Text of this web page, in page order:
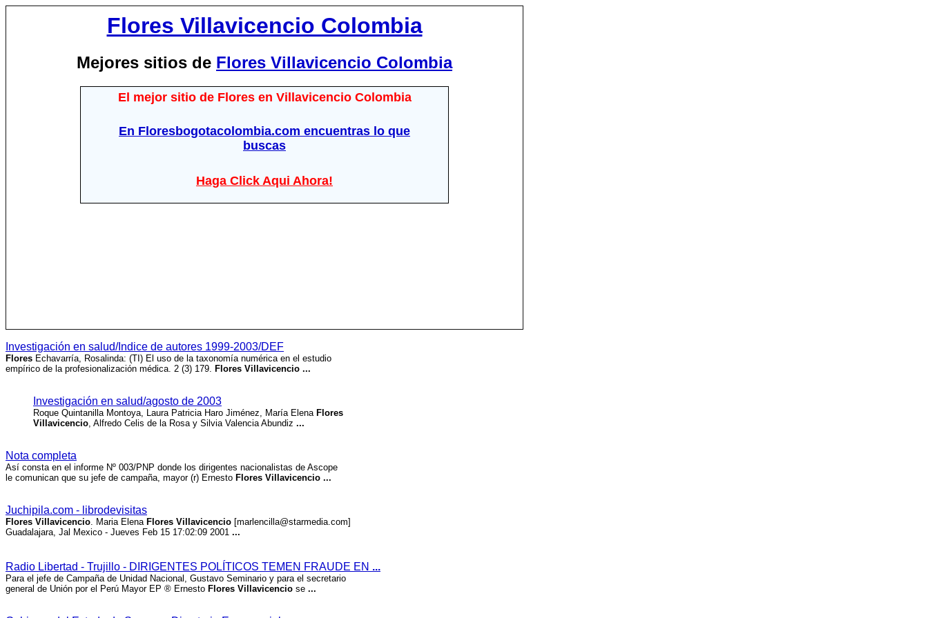
Flores Villavicencio Colombia
Mejores sitios de Flores Villavicencio Colombia
El mejor sitio de Flores en Villavicencio Colombia
En Floresbogotacolombia.com encuentras lo que
buscas
Haga Click Aqui Ahora!
Investigación en salud/Indice de autores 1999-2003/DEF
Flores Echavarría, Rosalinda: (TI) El uso de la taxonomía numérica en el estudio
empírico de la profesionalización médica. 2 (3) 179. Flores Villavicencio ...
Investigación en salud/agosto de 2003
Roque Quintanilla Montoya, Laura Patricia Haro Jiménez, María Elena Flores
Villavicencio, Alfredo Celis de la Rosa y Silvia Valencia Abundiz ...
Nota completa
Así consta en el informe Nº 003/PNP donde los dirigentes nacionalistas de Ascope
le comunican que su jefe de campaña, mayor (r) Ernesto Flores Villavicencio ...
Juchipila.com - librodevisitas
Flores Villavicencio. Maria Elena Flores Villavicencio [marlencilla@starmedia.com]
Guadalajara, Jal Mexico - Jueves Feb 15 17:02:09 2001 ...
Radio Libertad - Trujillo - DIRIGENTES POLÍTICOS TEMEN FRAUDE EN ...
Para el jefe de Campaña de Unidad Nacional, Gustavo Seminario y para el secretario
general de Unión por el Perú Mayor EP ® Ernesto Flores Villavicencio se ...